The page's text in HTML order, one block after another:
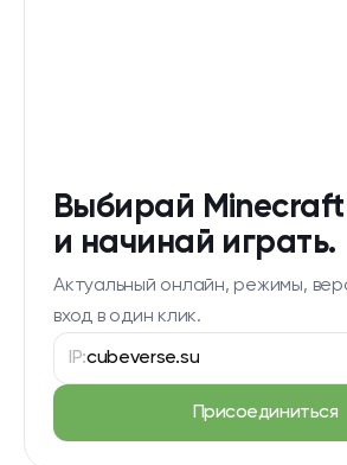
Выбирай
и начинай играть.
Актуальный онлайн, режимы,
вход в один клик.
IP:cubeverse.su
Присоединиться